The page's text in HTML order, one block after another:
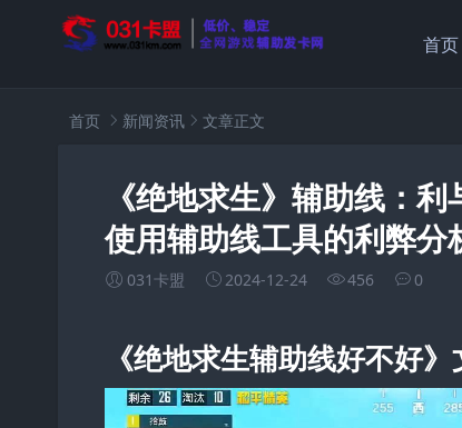
首页
首页 新闻资讯 文章正文
《绝地求生》辅助线：
使用辅助线工具的利弊分
031卡盟 2024-12-24 456 0
《绝地求生辅助线好不好》